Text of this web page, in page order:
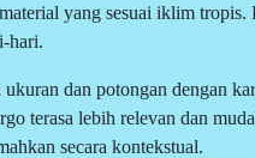
yang sesuai iklim
hari.
dan potongan dengan
terasa lebih relevan dan
secara kontekstual.